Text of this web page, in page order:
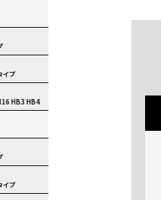
イプ
HB3 HB4
イプ